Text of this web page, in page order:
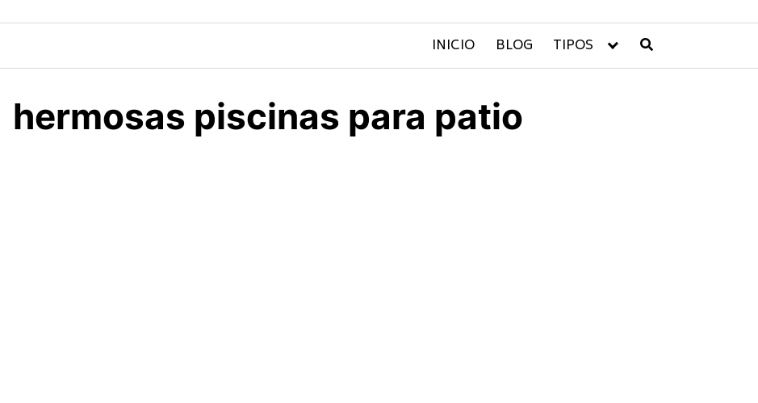
INICIO BLOG TIPOS
hermosas piscinas para patio